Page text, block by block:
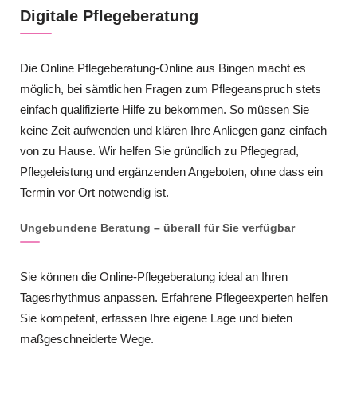
Digitale Pflegeberatung
Die Online Pflegeberatung-Online aus Bingen macht es
möglich, bei sämtlichen Fragen zum Pflegeanspruch stets
einfach qualifizierte Hilfe zu bekommen. So müssen Sie
keine Zeit aufwenden und klären Ihre Anliegen ganz einfach
von zu Hause. Wir helfen Sie gründlich zu Pflegegrad,
Pflegeleistung und ergänzenden Angeboten, ohne dass ein
Termin vor Ort notwendig ist.
Ungebundene Beratung – überall für Sie verfügbar
Sie können die Online-Pflegeberatung ideal an Ihren
Tagesrhythmus anpassen. Erfahrene Pflegeexperten helfen
Sie kompetent, erfassen Ihre eigene Lage und bieten
maßgeschneiderte Wege.